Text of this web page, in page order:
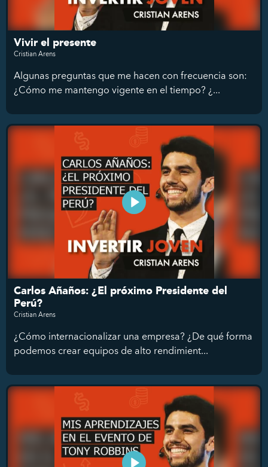
Vivir el presente
Cristian Arens
Algunas preguntas que me hacen con frecuencia son:
¿Cómo me mantengo vigente en el tiempo? ¿...
Carlos Añaños: ¿El próximo Presidente del
Perú?
Cristian Arens
¿Cómo internacionalizar una empresa? ¿De qué forma
podemos crear equipos de alto rendimient...